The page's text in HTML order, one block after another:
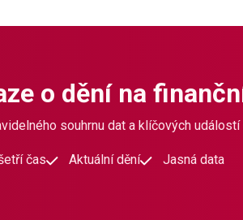
o dění na
souhrnu dat a klíčových událostí
čas Aktuální dění Jasná data